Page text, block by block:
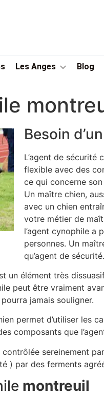
Les Anges Blog
Besoin
L’agent de sécurité
flexible avec des
ce qui concerne
Un maître chien,
avec un chien
votre métier de
l’agent cynophile a
personnes. Un
qu’agent de sécurité.
un élément très
peut être vraiment
jamais souligner.
permet d’utiliser les
composants que
sereinement
) par des ferments
montreuil